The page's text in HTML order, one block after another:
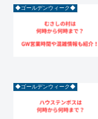
◆ゴールデンウィーク◆
◆ゴールデンウィーク◆